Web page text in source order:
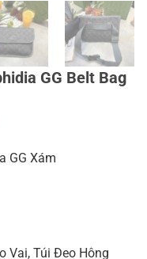
GG Belt Bag
GG Xám
Vai, Túi Đeo Hông